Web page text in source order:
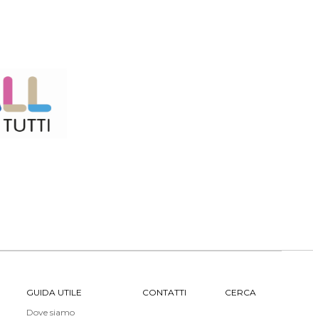
GUIDA UTILE
Dove siamo
CONTATTI CERCA